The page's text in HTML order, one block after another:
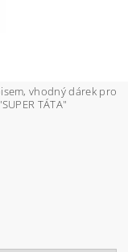
vhodný dárek pro
TÁTA"